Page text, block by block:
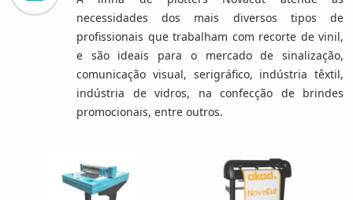
necessidades dos mais diversos tipos de
profissionais que trabalham com recorte de vinil,
e são ideais para o mercado de sinalização,
comunicação visual, serigráfico, indústria têxtil,
indústria de vidros, na confecção de brindes
promocionais, entre outros.